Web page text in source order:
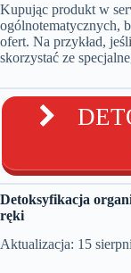
Kupując produkt w
ogólnotematycznych,
ofert. Na przykład,
skorzystać ze
Detoksyfikacja
ręki
Aktualizacja: 15